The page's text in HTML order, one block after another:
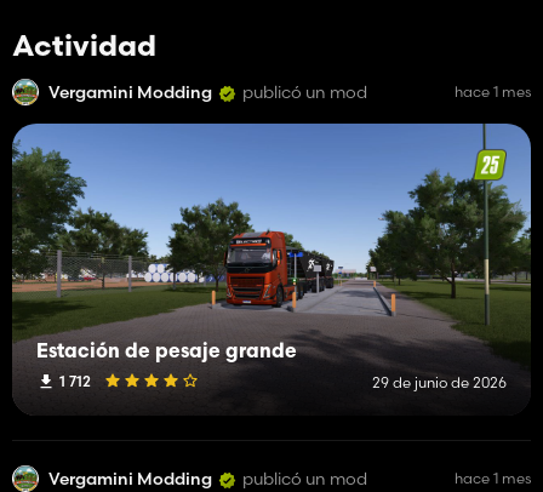
Actividad
Vergamini Modding publicó un mod hace 1 mes
Estación de pesaje grande
1 712 29 de junio de 2026
Vergamini Modding publicó un mod hace 1 mes